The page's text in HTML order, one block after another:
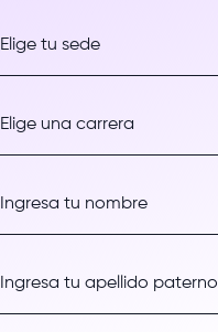
Elige tu sede
Elige una carrera
Ingresa tu nombre
Ingresa tu apellido paterno